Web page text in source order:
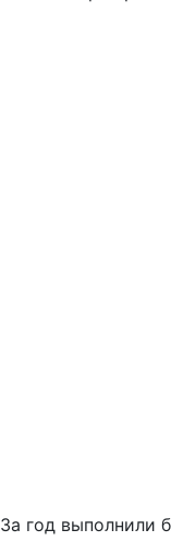
За год выполнили